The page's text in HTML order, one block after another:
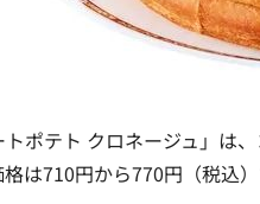
トポテト クロネージュ」は
は710円から770円（税込）